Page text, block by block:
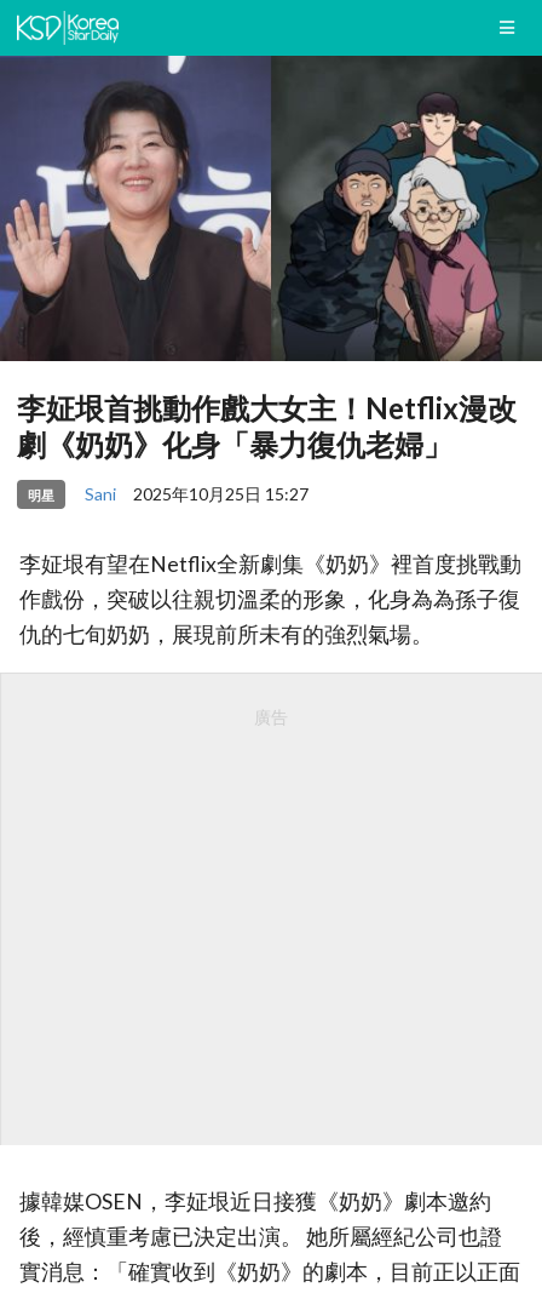
李姃垠首挑動作戲大女主！Netflix漫改
劇《奶奶》化身「暴力復仇老婦」
明星 Sani 2025年10月25日 15:27
李姃垠有望在Netflix全新劇集《奶奶》裡首度挑戰動
作戲份，突破以往親切溫柔的形象，化身為為孫子復
仇的七旬奶奶，展現前所未有的強烈氣場。
廣告
據韓媒OSEN，李姃垠近日接獲《奶奶》劇本邀約
後，經慎重考慮已決定出演。 她所屬經紀公司也證
實消息：「確實收到《奶奶》的劇本，目前正以正面